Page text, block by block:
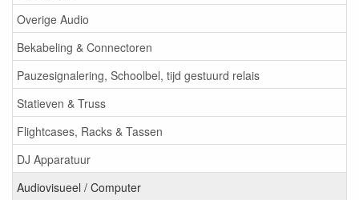
Overige Audio
Bekabeling & Connectoren
Pauzesignalering, Schoolbel, tijd gestuurd relais
Statieven & Truss
Flightcases, Racks & Tassen
DJ Apparatuur
Audiovisueel / Computer